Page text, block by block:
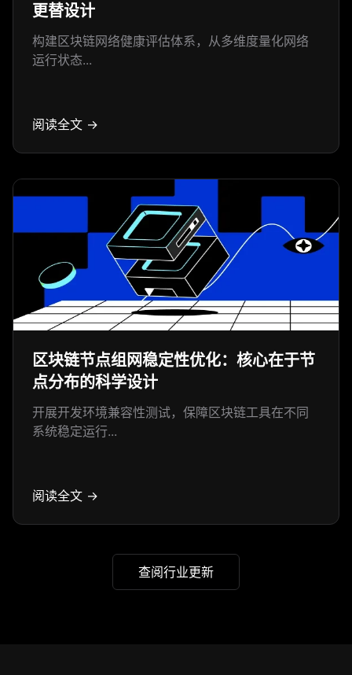
更替设计
构建区块链网络健康评估体系，从多维度量化网络
运行状态...
阅读全文 →
区块链节点组网稳定性优化：核心在于节
点分布的科学设计
开展开发环境兼容性测试，保障区块链工具在不同
系统稳定运行...
阅读全文 →
查阅行业更新